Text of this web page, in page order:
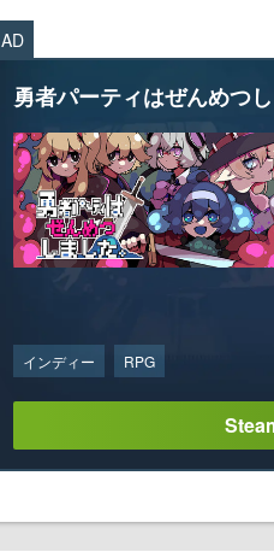
AD
勇者パーティはぜんめつし
インディー RPG